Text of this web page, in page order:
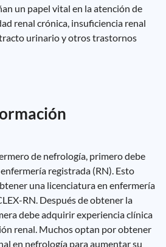
un papel vital en la atención de
renal crónica, insuficiencia renal
urinario y otros trastornos
de nefrología, primero debe
registrada (RN). Esto
una licenciatura en enfermería
RN. Después de obtener la
debe adquirir experiencia clínica
renal. Muchos optan por obtener
en nefrología para aumentar su